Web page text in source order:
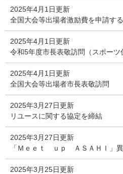
2025年4月1日更新
全国大会等出場者激励費を申請す
2025年4月1日更新
令和5年度市長表敬訪問（スポーツ
2025年4月1日更新
全国大会等出場者市長表敬訪問
2025年3月27日更新
リユースに関する協定を締結
2025年3月27日更新
「Ｍｅｅｔ ｕｐ ＡＳＡＨＩ」
2025年3月25日更新